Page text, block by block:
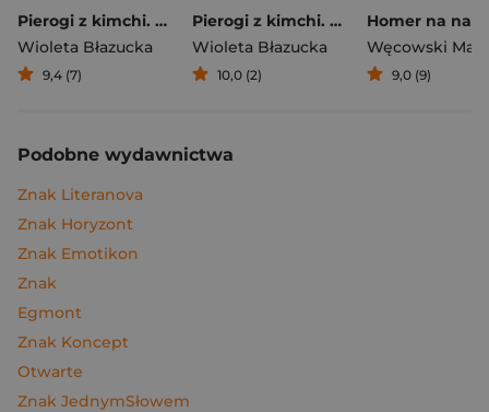
Pierogi z kimchi. Moje ulubione azjatyckie przepisy
Wioleta Błazucka
9,4 (7)
Pierogi z kimchi. Moje ulubione azjatyckie przepisy - książka z autografem
Wioleta Błazucka
10,0 (2)
Węcowski
9,0 (9)
Podobne wydawnictwa
Znak Literanova
Znak Horyzont
Znak Emotikon
Znak
Egmont
Znak Koncept
Otwarte
Znak JednymSłowem